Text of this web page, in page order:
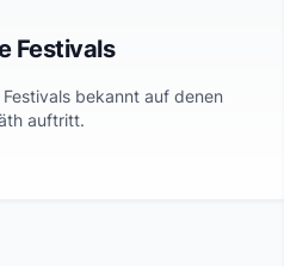
Festivals
bekannt auf denen
auftritt.